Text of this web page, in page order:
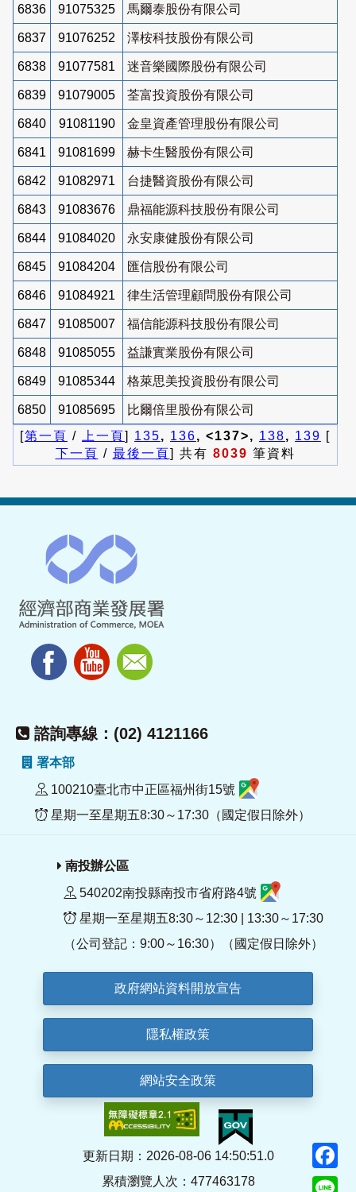
6836 91075325 馬爾泰股份有限公司
6837 91076252 澤桉科技股份有限公司
6838 91077581 迷音樂國際股份有限公司
6839 91079005 荃富投資股份有限公司
6840 91081190 金皇資產管理股份有限公司
6841 91081699 赫卡生醫股份有限公司
6842 91082971 台捷醫資股份有限公司
6843 91083676 鼎福能源科技股份有限公司
6844 91084020 永安康健股份有限公司
6845 91084204 匯信股份有限公司
6846 91084921 律生活管理顧問股份有限公司
6847 91085007 福信能源科技股份有限公司
6848 91085055 益謙實業股份有限公司
6849 91085344 格萊思美投資股份有限公司
6850 91085695
比爾倍里股份有限公司
[第一頁 / 上一頁] 135, 136, <137>, 138, 139 [
下一頁 / 最後一頁] 共有 8039 筆資料
諮詢專線：(02) 4121166
署本部
100210臺北市中正區福州街15號
星期一至星期五8:30～17:30（國定假日除外）
南投辦公區
540202南投縣南投市省府路4號
星期一至星期五8:30～12:30 | 13:30～17:30
（公司登記：9:00～16:30）（國定假日除外）
政府網站資料開放宣告
隱私權政策
網站安全政策
更新日期：2026-08-06 14:50:51.0
累積瀏覽人次：477463178